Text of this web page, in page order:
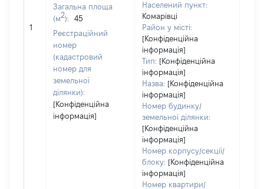
1
Загальна площа
(м2):
45
Реєстраційний
номер
(кадастровий
номер для
земельної
ділянки):
[Конфіденційна
інформація]
Населений пункт:
Комарівці
Район у місті:
[Конфіденційна
інформація]
Тип: [Конфіденційна
інформація]
Назва: [Конфіденційна
інформація]
Номер будинку/
земельної ділянки:
[Конфіденційна
інформація]
Номер корпусу/секції/
блоку: [Конфіденційна
інформація]
Номер квартири/